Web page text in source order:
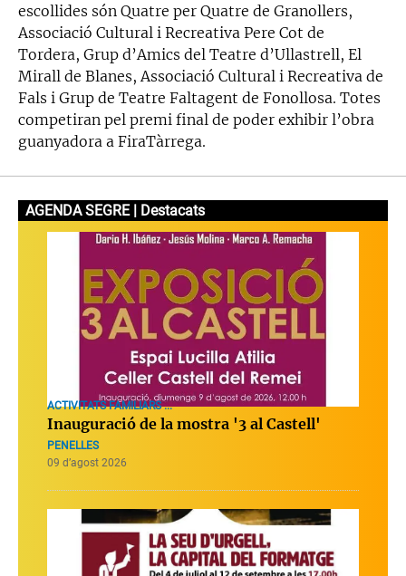
escollides són Quatre per Quatre de Granollers,
Associació Cultural i Recreativa Pere Cot de
Tordera, Grup d’Amics del Teatre d’Ullastrell, El
Mirall de Blanes, Associació Cultural i Recreativa de
Fals i Grup de Teatre Faltagent de Fonollosa. Totes
competiran pel premi final de poder exhibir l’obra
guanyadora a FiraTàrrega.
AGENDA SEGRE | Destacats
ACTIVITATS FAMILIARS ...
Inauguració de la mostra '3 al Castell'
PENELLES
09 d’agost 2026